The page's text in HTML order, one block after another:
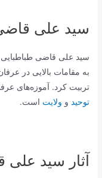
سید علی
سید علی قاضی
به مقامات بالایی در
تربیت کرد. آموزه‌های
توحید و ولایت است.
آثار سید